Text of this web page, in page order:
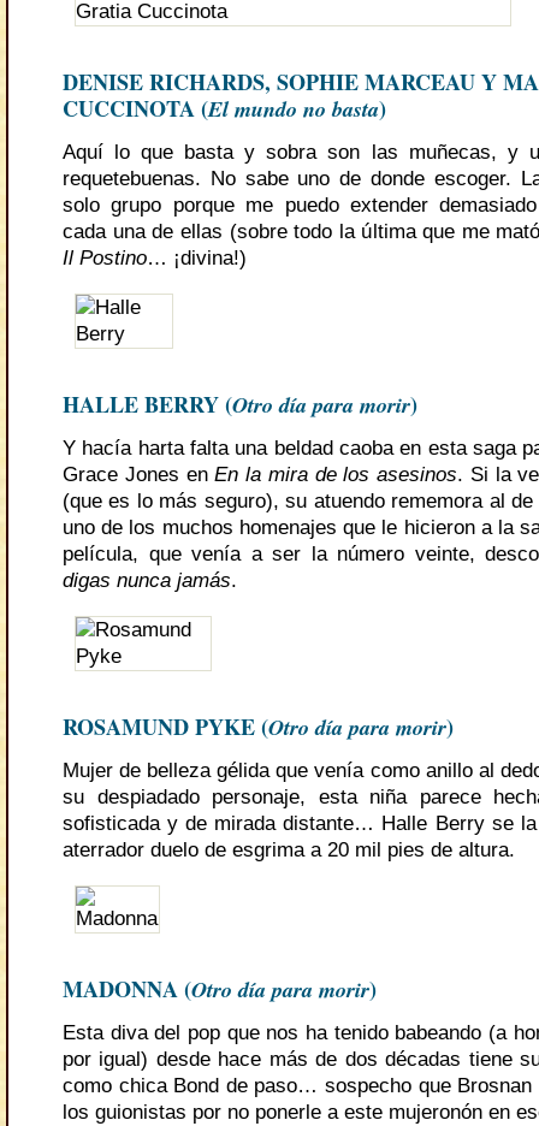
DENISE RICHARDS, SOPHIE MARCEAU Y
CUCCINOTA (El mundo no basta)
Aquí lo que basta y sobra son las muñecas, y
requetebuenas. No sabe uno de donde escoger.
solo grupo porque me puedo extender
cada una de ellas (sobre todo la última que me
Il Postino… ¡divina!)
HALLE BERRY (Otro día para morir)
Y hacía harta falta una beldad caoba en esta saga
Grace Jones enEn la mira de los asesinos. Si la
(que es lo más seguro), su atuendo rememora al
uno de los muchos homenajes que le hicieron a la
película, que venía a ser la número veinte,
digas nunca jamás.
ROSAMUND PYKE (Otro día para morir)
Mujer de belleza gélida que venía como anillo al
su despiadado personaje, esta niña parece
sofisticada y de mirada distante… Halle Berry se
aterrador duelo de esgrima a 20 mil pies de altura.
MADONNA (Otro día para morir)
Esta diva del pop que nos ha tenido babeando (a
por igual) desde hace más de dos décadas tiene
como chica Bond de paso… sospecho que Brosnan
los guionistas por no ponerle a este mujeronón en